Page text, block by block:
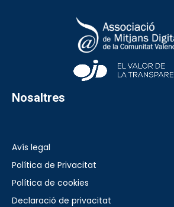
Nosaltres
Avís legal
Política de Privacitat
Política de cookies
Declaració de privacitat